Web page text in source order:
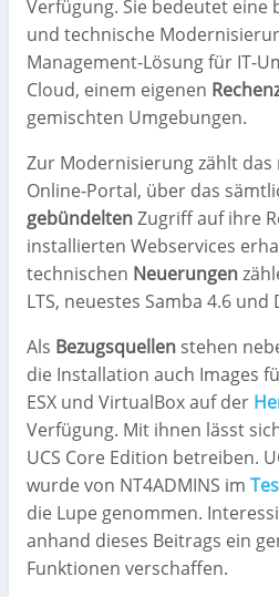
Verfügung. Sie bedeutet eine
und technische
Management-Lösung für IT-
Cloud, einem eigenen
gemischten Umgebungen.
Zur Modernisierung zählt das
Online-Portal, über das
gebündeltenZugriff auf ihre
installierten Webservices
technischen Neuerungen
LTS, neuestes Samba 4.6 und
Als Bezugsquellen stehen
die Installation auch Images
ESX und VirtualBox auf der
Verfügung. Mit ihnen lässt
UCS Core Edition betreiben.
wurde von NT4ADMINS im
die Lupe genommen.
anhand dieses Beitrags ein
Funktionen verschaffen.